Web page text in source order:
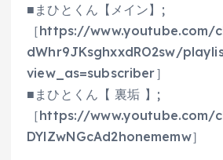
■まひとくん【メイン】;
［https://www.youtube.com/
dWhr9JKsghxxdRO2sw/
view_as=subscriber］
■まひとくん【 裏垢 】;
［https://www.youtube.com/
DYlZwNGcAd2honememw］